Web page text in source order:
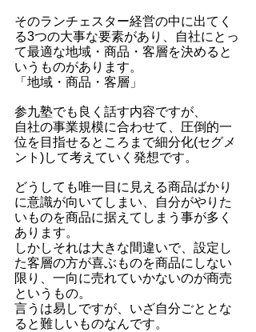
そのランチェスター経営の中に出てく
る3つの大事な要素があり、自社にとっ
て最適な地域・商品・客層を決めると
いうものがあります。
「地域・商品・客層」
参九塾でも良く話す内容ですが、
自社の事業規模に合わせて、圧倒的一
位を目指せるところまで細分化(セグメ
ント)して考えていく発想です。
どうしても唯一目に見える商品ばかり
に意識が向いてしまい、自分がやりた
いものを商品に据えてしまう事が多く
あります。
しかしそれは大きな間違いで、設定し
た客層の方が喜ぶものを商品にしない
限り、一向に売れていかないのが商売
というもの。
言うは易しですが、いざ自分ごととな
ると難しいものなんです。